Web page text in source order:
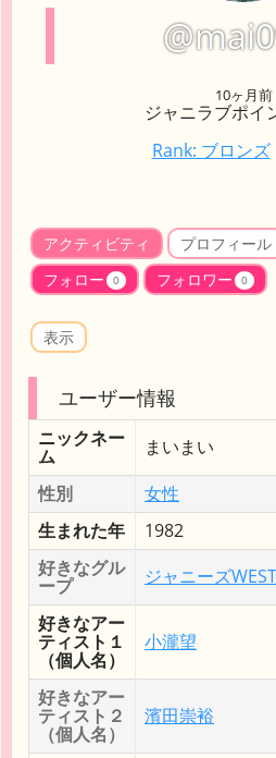
10ヶ月前
ジャニラブポイ
Rank: ブロンズ
アクティビティ プロフィール
フォロー 0 フォロワー 0
表示
ユーザー情報
ニックネー
ム
まいまい
性別
女性
生まれた年
1982
好きなグル
ープ
ジャニーズWEST
好きなアー
ティスト１
（個人名）
小瀧望
好きなアー
ティスト２
（個人名）
濱田崇裕